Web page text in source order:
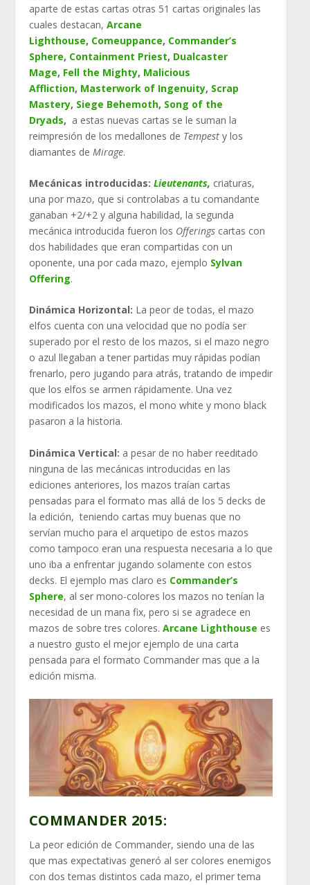
aparte de estas cartas otras 51 cartas originales las
cuales destacan, Arcane
Lighthouse, Comeuppance, Commander’s
Sphere, Containment Priest, Dualcaster
Mage, Fell the Mighty, Malicious
Affliction, Masterwork of Ingenuity, Scrap
Mastery, Siege Behemoth, Song of the
Dryads, a estas nuevas cartas se le suman la
reimpresión de los medallones de Tempesty los
diamantes de Mirage.
Mecánicas introducidas: Lieutenants, criaturas,
una por mazo, que si controlabas a tu comandante
ganaban +2/+2 y alguna habilidad, la segunda
mecánica introducida fueron los Offerings cartas con
dos habilidades que eran compartidas con un
oponente, una por cada mazo, ejemplo Sylvan
Offering.
Dinámica Horizontal: La peor de todas, el mazo
elfos cuenta con una velocidad que no podía ser
superado por el resto de los mazos, si el mazo negro
o azul llegaban a tener partidas muy rápidas podían
frenarlo, pero jugando para atrás, tratando de impedir
que los elfos se armen rápidamente. Una vez
modificados los mazos, el mono white y mono black
pasaron a la historia.
Dinámica Vertical: a pesar de no haber reeditado
ninguna de las mecánicas introducidas en las
ediciones anteriores, los mazos traían cartas
pensadas para el formato mas allá de los 5 decks de
la edición, teniendo cartas muy buenas que no
servían mucho para el arquetipo de estos mazos
como tampoco eran una respuesta necesaria a lo que
uno iba a enfrentar jugando solamente con estos
decks. El ejemplo mas claro es Commander’s
Sphere, al ser mono-colores los mazos no tenían la
necesidad de un mana fix, pero si se agradece en
mazos de sobre tres colores. Arcane Lighthouse es
a nuestro gusto el mejor ejemplo de una carta
pensada para el formato Commander mas que a la
edición misma.
COMMANDER 2015:
La peor edición de Commander, siendo una de las
que mas expectativas generó al ser colores enemigos
con dos temas distintos cada mazo, el primer tema